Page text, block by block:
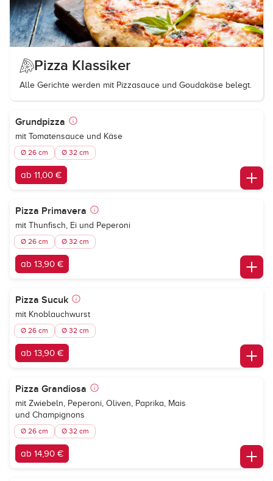
Pizza Klassiker
Alle Gerichte werden mit Pizzasauce und Goudakäse belegt.
Grundpizza
mit Tomatensauce und Käse
Ø 26 cm Ø 32 cm
ab 11,00 €
Pizza Primavera
mit Thunfisch, Ei und Peperoni
Ø 26 cm Ø 32 cm
ab 13,90 €
Pizza Sucuk
mit Knoblauchwurst
Ø 26 cm Ø 32 cm
ab 13,90 €
Pizza Grandiosa
mit Zwiebeln, Peperoni, Oliven, Paprika, Mais
und Champignons
Ø 26 cm Ø 32 cm
ab 14,90 €